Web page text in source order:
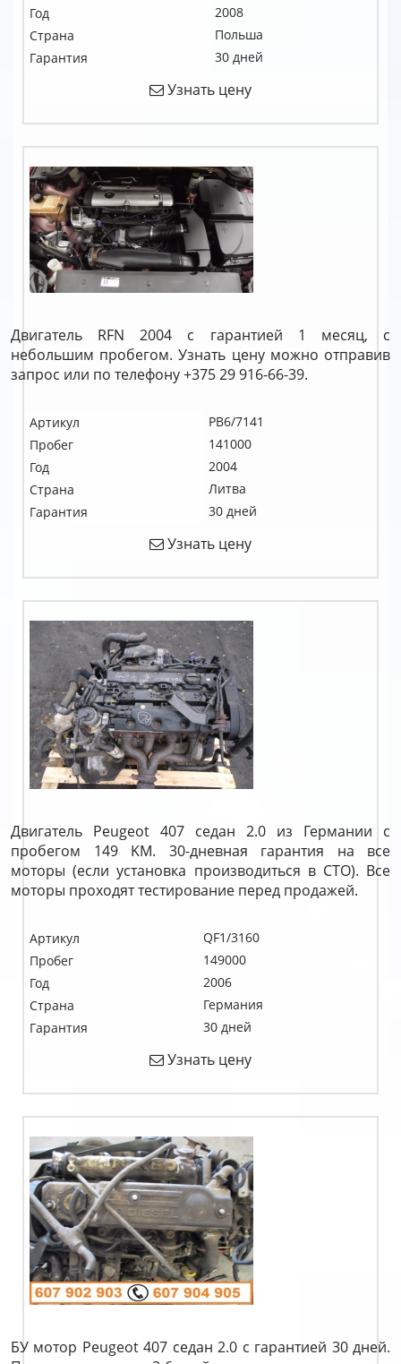
Год
2008
Страна
Польша
Гарантия
30 дней
Узнать цену
Двигатель RFN 2004 с гарантией 1 месяц, с
небольшим пробегом. Узнать цену можно отправив
запрос или по телефону +375 29 916-66-39.
Артикул
PB6/7141
Пробег
141000
Год
2004
Страна
Литва
Гарантия
30 дней
Узнать цену
Двигатель Peugeot 407 седан 2.0 из Германии с
пробегом 149 KM. 30-дневная гарантия на все
моторы (если установка производиться в СТО). Все
моторы проходят тестирование перед продажей.
Артикул
QF1/3160
Пробег
149000
Год
2006
Страна
Германия
Гарантия
30 дней
Узнать цену
БУ мотор Peugeot 407 седан 2.0 c гарантией 30 дней.